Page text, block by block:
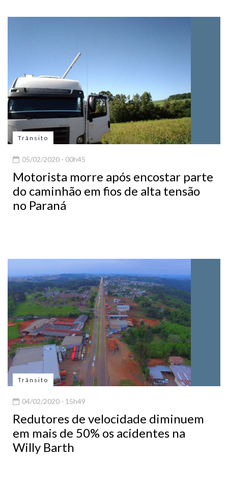
Trânsito
05/02/2020 - 00h45
Motorista morre após encostar parte
do caminhão em fios de alta tensão
no Paraná
Trânsito
04/02/2020 - 15h49
Redutores de velocidade diminuem
em mais de 50% os acidentes na
Willy Barth